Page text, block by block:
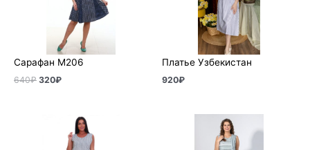
Сарафан М206
640₽ 320₽
Платье Узбекистан
920₽